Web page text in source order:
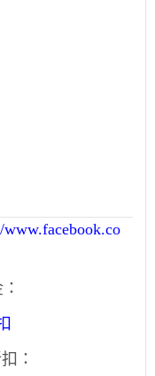
www.facebook.co
：